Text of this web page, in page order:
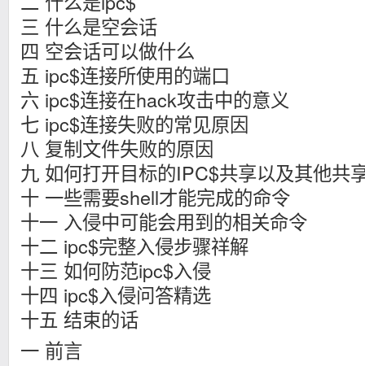
三 什么是空会话
四 空会话可以做什么
五 ipc$连接所使用的端口
六 ipc$连接在hack攻击中的意义
七 ipc$连接失败的常见原因
八 复制文件失败的原因
九 如何打开目标的IPC$共享以及其他共
十 一些需要shell才能完成的命令
十一 入侵中可能会用到的相关命令
十二 ipc$完整入侵步骤祥解
十三 如何防范ipc$入侵
十四 ipc$入侵问答精选
十五 结束的话
一 前言